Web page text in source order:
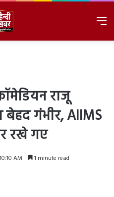
राजू
बेहद गंभीर, AIIMS
रखे गए
AM 1 minute read